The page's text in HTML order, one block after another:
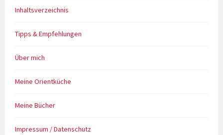
Inhaltsverzeichnis
Tipps & Empfehlungen
Über mich
Meine Orientküche
Meine Bücher
Impressum / Datenschutz